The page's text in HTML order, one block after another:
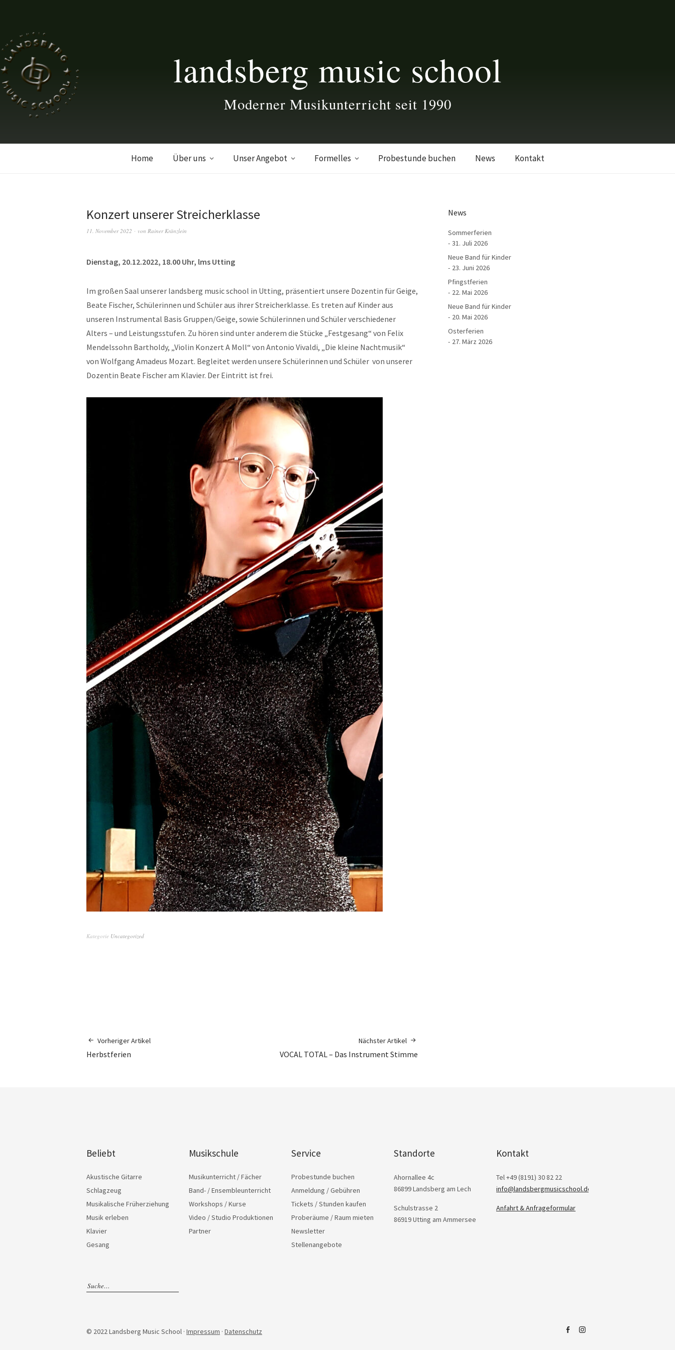
landsberg music school
Moderner Musikunterricht seit 1990
Home Über uns Unser Angebot Formelles Probestunde buchen News Kontakt
Konzert unserer Streicherklasse
11. November 2022 von Rainer Kränzlein
Dienstag, 20.12.2022, 18.00 Uhr, lms Utting
Im großen Saal unserer landsberg music school in Utting, präsentiert unsere Dozentin für Geige,
Beate Fischer, Schülerinnen und Schüler aus ihrer Streicherklasse. Es treten auf Kinder aus
unseren Instrumental Basis Gruppen/Geige, sowie Schülerinnen und Schüler verschiedener
Alters – und Leistungsstufen. Zu hören sind unter anderem die Stücke „Festgesang“ von Felix
Mendelssohn Bartholdy, „Violin Konzert A Moll“ von Antonio Vivaldi, „Die kleine Nachtmusik“
von Wolfgang Amadeus Mozart. Begleitet werden unsere Schülerinnen und Schüler von unserer
Dozentin Beate Fischer am Klavier. Der Eintritt ist frei.
Kategorie Uncategorized
Vorheriger Artikel
Herbstferien
Nächster Artikel
VOCAL TOTAL – Das Instrument Stimme
News
Sommerferien
31. Juli 2026
Neue Band für Kinder
23. Juni 2026
Pfingstferien
22. Mai 2026
Neue Band für Kinder
20. Mai 2026
Osterferien
27. März 2026
Beliebt
Akustische Gitarre
Schlagzeug
Musikalische Früherziehung
Musik erleben
Klavier
Gesang
Musikschule
Musikunterricht / Fächer
Band- / Ensembleunterricht
Workshops / Kurse
Video / Studio Produktionen
Partner
Service
Probestunde buchen
Anmeldung / Gebühren
Tickets / Stunden kaufen
Proberäume / Raum mieten
Newsletter
Stellenangebote
Standorte
Ahornallee 4c
86899 Landsberg am Lech
Schulstrasse 2
86919 Utting am Ammersee
Kontakt
Tel +49 (8191) 30 82 22
info@landsbergmusicschool.de
Anfahrt & Anfrageformular
© 2022 Landsberg Music School · Impressum · Datenschutz